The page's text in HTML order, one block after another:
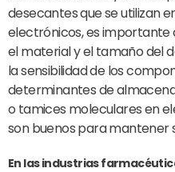
desecantes que se utilizan
electrónicos, es
el material y el tamaño del
la sensibilidad de los
determinantes de
o tamices moleculares en
son buenos para mantener
En las industrias